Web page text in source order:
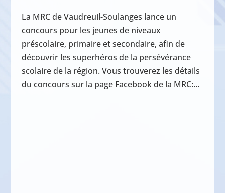
La MRC de Vaudreuil-Soulanges lance un
concours pour les jeunes de niveaux
préscolaire, primaire et secondaire, afin de
découvrir les superhéros de la persévérance
scolaire de la région. Vous trouverez les détails
du concours sur la page Facebook de la MRC:...